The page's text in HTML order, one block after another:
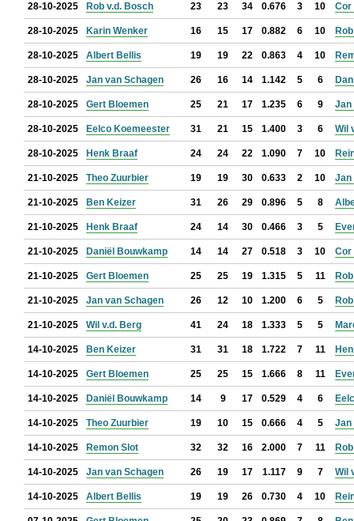
28-10-2025 Rob v.d. Bosch 23 23 34 0.676 3 10 Cor
28-10-2025 Karin Wenker 16 15 17 0.882 6 10
28-10-2025 Albert Bellis 19 19 22 0.863 4 10
28-10-2025 Jan van Schagen 26 16 14 1.142 5 6
28-10-2025 Gert Bloemen 25 21 17 1.235 6 9 Jan
28-10-2025 Eelco Koemeester 31 21 15 1.400 3 6 Wil
28-10-2025 Henk Braaf 24 24 22 1.090 7 10
21-10-2025 Theo Zuurbier 19 19 30 0.633 2 10 Jan
21-10-2025 Ben Keizer 31 26 29 0.896 5 8
21-10-2025 Henk Braaf 24 14 30 0.466 3 5
21-10-2025 Daniël Bouwkamp 14 14 27 0.518 3 10 Cor
21-10-2025 Gert Bloemen 25 25 19 1.315 5 11
21-10-2025 Jan van Schagen 26 12 10 1.200 6 5
21-10-2025 Wil v.d. Berg 41 24 18 1.333 5 5
14-10-2025 Ben Keizer 31 31 18 1.722 7 11
14-10-2025 Gert Bloemen 25 25 15 1.666 8 11
14-10-2025 Daniël Bouwkamp 14 9 17 0.529 4 6
14-10-2025 Theo Zuurbier 19 10 15 0.666 4 5 Jan
14-10-2025 Remon Slot 32 32 16 2.000 7 11
14-10-2025 Jan van Schagen 26 19 17 1.117 9 7 Wil
14-10-2025 Albert Bellis 19 19 26 0.730 4 10